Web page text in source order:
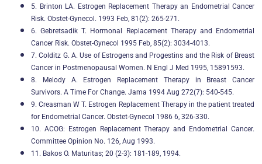
5. Brinton LA. Estrogen Replacement Therapy an Endometrial Cancer
Risk. Obstet-Gynecol. 1993 Feb, 81(2): 265-271.
6. Gebretsadik T. Hormonal Replacement Therapy and Endometrial
Cancer Risk. Obstet-Gynecol 1995 Feb, 85(2): 3034-4013.
7. Colditz G. A. Use of Estrogens and Progestins and the Risk of Breast
Cancer in Postmenopausal Women. N Engl J Med 1995, 15891593.
8. Melody A. Estrogen Replacement Therapy in Breast Cancer
Survivors. A Time For Change. Jama 1994 Aug 272(7): 540-545.
9. Creasman W T. Estrogen Replacement Therapy in the patient treated
for Endometrial Cancer. Obstet-Gynecol 1986 6, 326-330.
10. ACOG: Estrogen Replacement Therapy and Endometrial Cancer.
Committee Opinion No. 126, Aug 1993.
11. Bakos O. Maturitas; 20 (2-3): 181-189, 1994.